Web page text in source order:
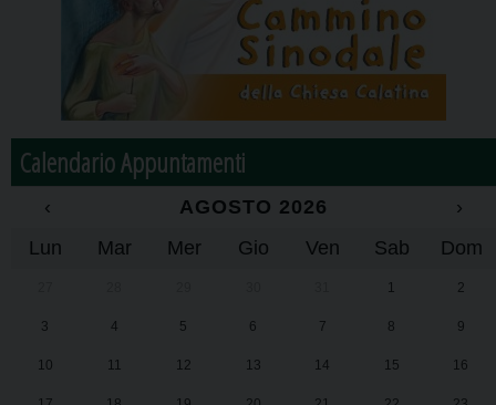
Calendario Appuntamenti
‹ AGOSTO 2026
›
Lun
Mar Mer Gio Ven Sab Dom
1 2
3 4 5 6 7 8 9
10 11 12 13 14 15 16